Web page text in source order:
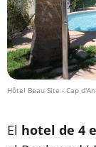
Hôtel Beau Site - Cap
El hotel de 4